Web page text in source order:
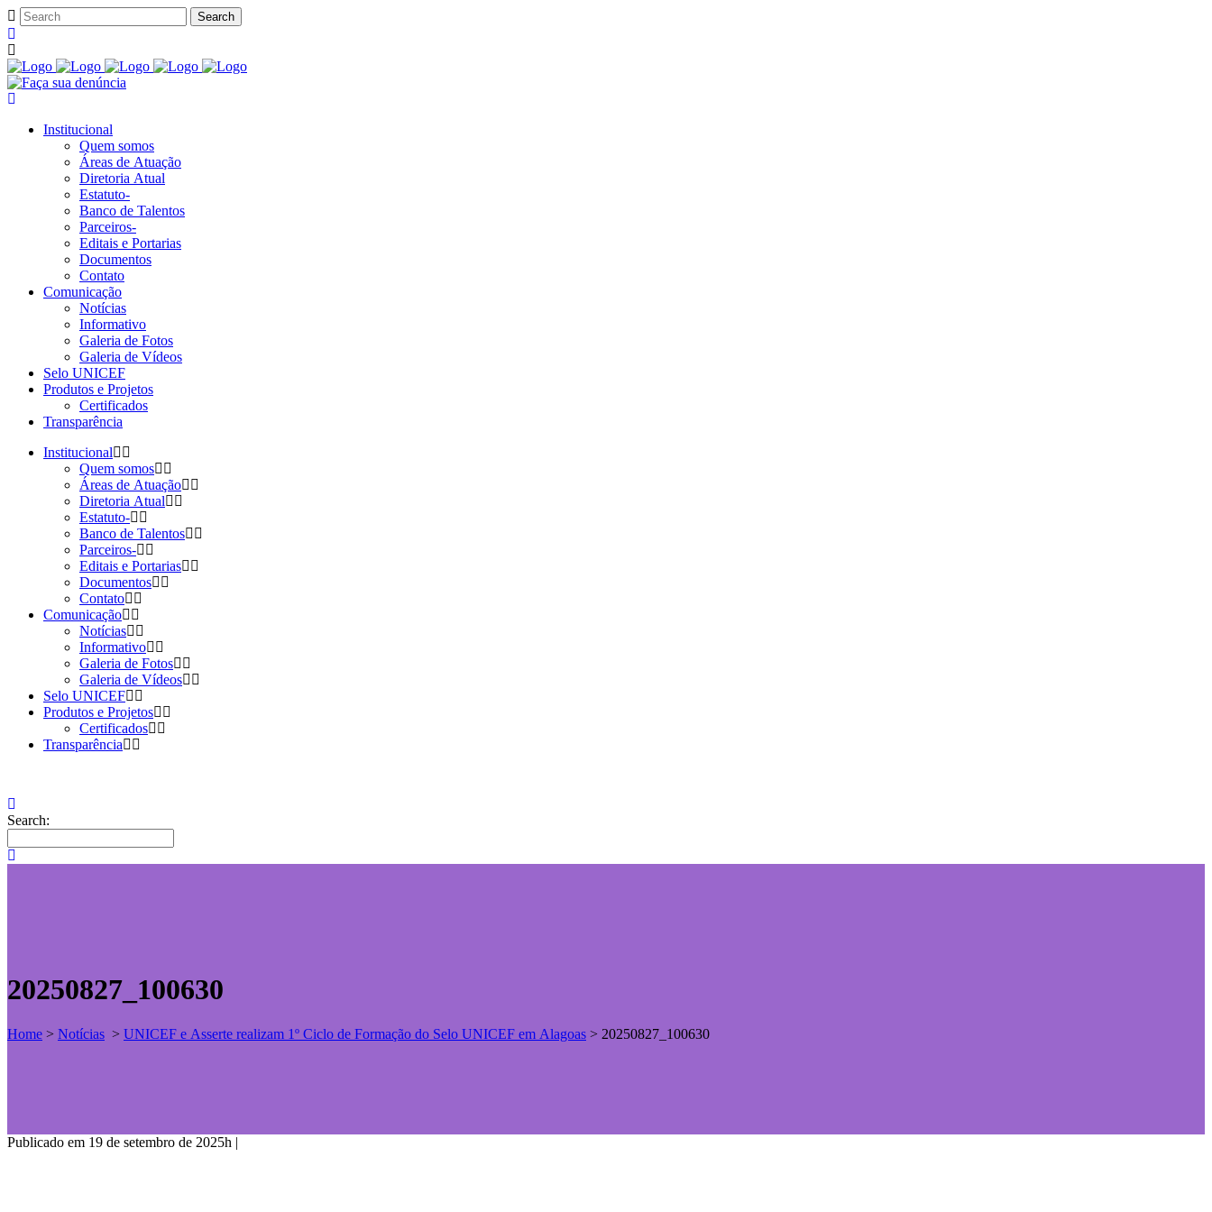
Institucional
Quem somos
Áreas de Atuação
Diretoria Atual
Estatuto-
Banco de Talentos
Parceiros-
Editais e Portarias
Documentos
Contato
Comunicação
Notícias
Informativo
Galeria de Fotos
Galeria de Vídeos
Selo UNICEF
Produtos e Projetos
Certificados
Transparência
Institucional
Quem somos
Áreas de Atuação
Diretoria Atual
Estatuto-
Banco de Talentos
Parceiros-
Editais e Portarias
Documentos
Contato
Comunicação
Notícias
Informativo
Galeria de Fotos
Galeria de Vídeos
Selo UNICEF
Produtos e Projetos
Certificados
Transparência
Search:
20250827_100630
Home > Notícias > UNICEF e Asserte realizam 1º Ciclo de Formação do Selo UNICEF em Alagoas > 20250827_100630
Publicado em 19 de setembro de 2025h |